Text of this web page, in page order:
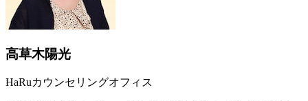
高草木陽光
HaRuカウンセリングオフィス